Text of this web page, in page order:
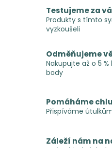
Testujeme za
Produkty s tímto
vyzkoušeli
Odměňujeme
Nakupujte až o 5
body
Pomáháme
Přispíváme
Záleží nám na